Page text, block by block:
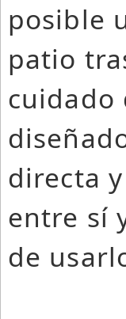
posible
patio
cuidado
directa
entre sí
de